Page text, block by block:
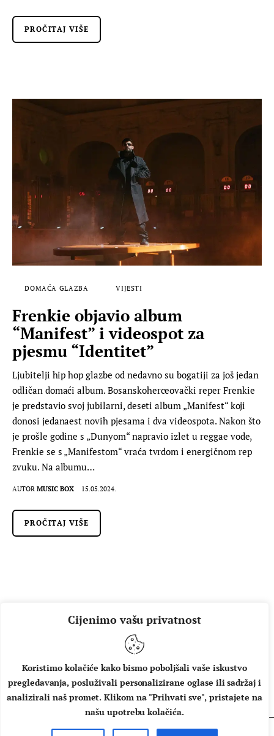
Cijenimo vašu privatnost
Koristimo kolačiće kako bismo poboljšali vaše iskustvo
pregledavanja, posluživali personalizirane oglase ili sadržaj i
analizirali naš promet. Klikom na "Prihvati sve", pristajete na
našu upotrebu kolačića.
PROČITAJ VIŠE
DOMAĆA GLAZBA VIJESTI
Frenkie objavio album
“Manifest” i videospot za
pjesmu “Identitet”
Ljubitelji hip hop glazbe od nedavno su bogatiji za još jedan
odličan domaći album. Bosanskoherceovački reper Frenkie
je predstavio svoj jubilarni, deseti album „Manifest“ koji
donosi jedanaest novih pjesama i dva videospota. Nakon što
je prošle godine s „Dunyom“ napravio izlet u reggae vode,
Frenkie se s „Manifestom“ vraća tvrdom i energičnom rep
zvuku. Na albumu…
AUTOR MUSIC BOX 15.05.2024.
PROČITAJ VIŠE
O NAMA IMPRESSUM UVJETI KORIŠTENJA